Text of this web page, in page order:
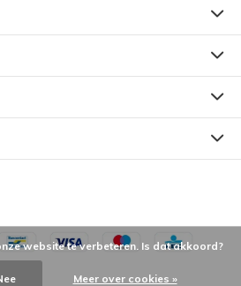
website te verbeteren. Is dat akkoord?
Meer over cookies »